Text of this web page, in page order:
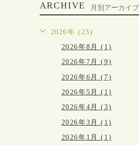
ARCHIVE 月別アーカイブ
2026年 (23)
2026年8月 (1)
2026年7月 (9)
2026年6月 (7)
2026年5月 (1)
2026年4月 (3)
2026年3月 (1)
2026年1月 (1)